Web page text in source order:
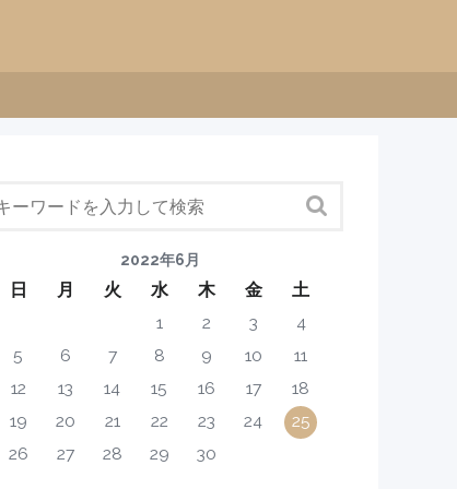
2022年6月
日 月 火 水 木 金
土
1
2 3
4
5
6 7 8 9 10
11
12
13 14 15 16 17
18
19
20 21 22 23 24
25
26
27 28 29 30